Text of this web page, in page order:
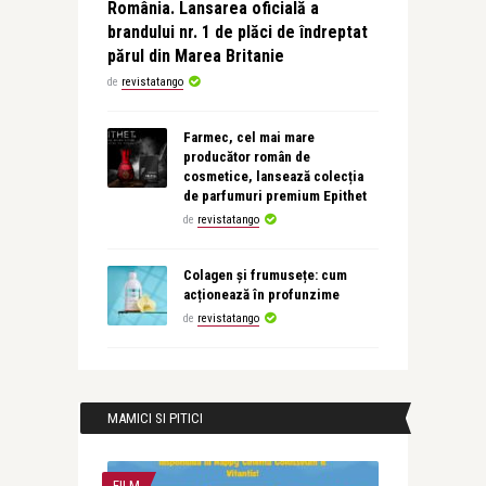
România. Lansarea oficială a
brandului nr. 1 de plăci de îndreptat
părul din Marea Britanie
de revistatango
Farmec, cel mai mare
producător român de
cosmetice, lansează colecția
de parfumuri premium Epithet
de revistatango
Colagen și frumusețe: cum
acționează în profunzime
de revistatango
MAMICI SI PITICI